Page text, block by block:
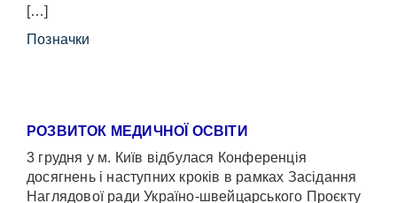
[…]
Позначки
РОЗВИТОК МЕДИЧНОЇ ОСВІТИ
3 грудня у м. Київ відбулася Конференція
досягнень і наступних кроків в рамках Засідання
Наглядової ради Україно-швейцарського Проєкту